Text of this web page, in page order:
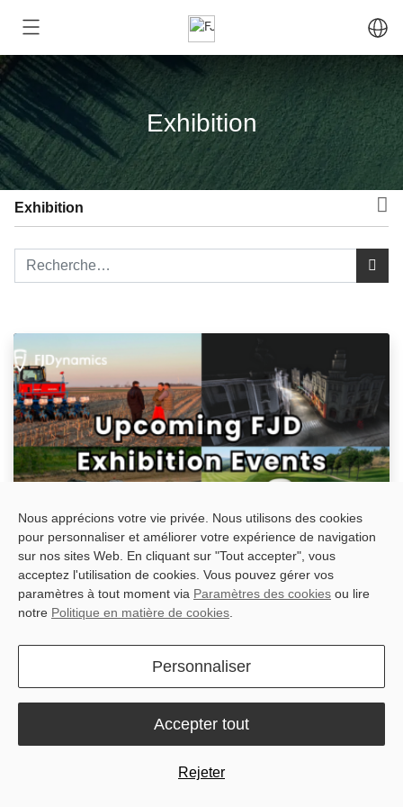
Exhibition
Exhibition
Upcoming Events: Meet FJD at Global Industry Expos in
2026
Get ready to connect with FJD at major industry events worldwide
during the second half of 2026! Since our innovative products are
making an impact across the globe, we're making it a priority to
juil. 3, 2025
Nous apprécions votre vie privée. Nous utilisons des cookies
pour personnaliser et améliorer votre expérience de navigation
sur nos sites Web. En cliquant sur "Tout accepter", vous
acceptez l'utilisation de cookies. Vous pouvez gérer vos
paramètres à tout moment via Paramètres des cookies ou lire
notre Politique en matière de cookies
Personnaliser
Rejeter
Accepter tout